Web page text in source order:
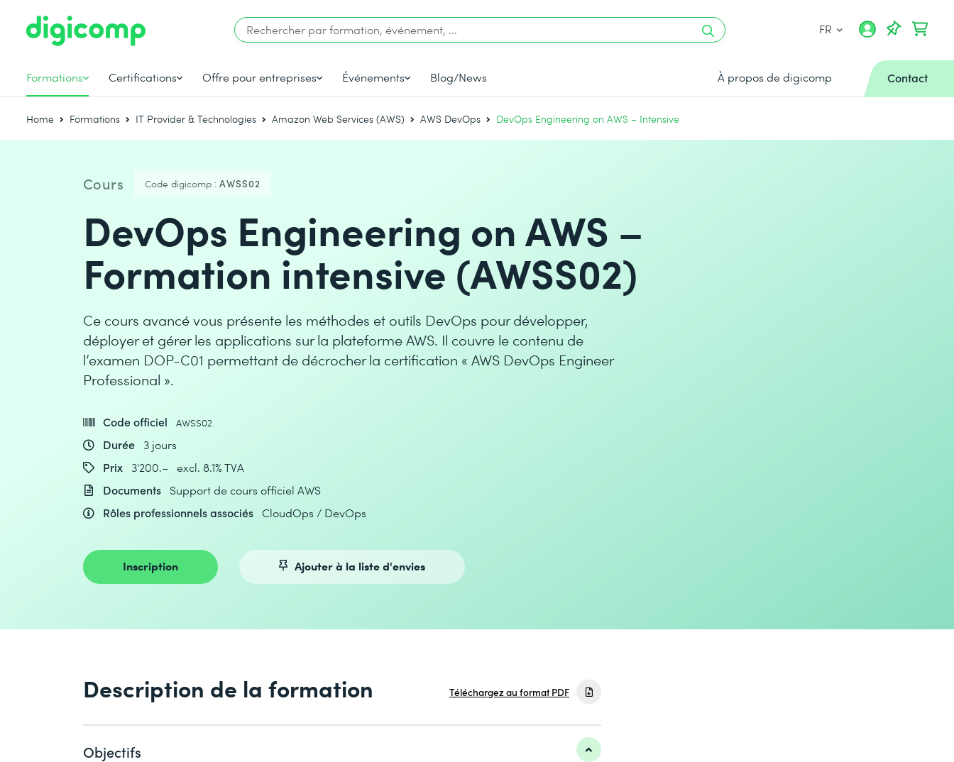
FR
Formations Certifications Offre pour entreprises Événements Blog/News À propos de digicomp Contact
Home Formations IT Provider & Technologies Amazon Web Services (AWS) AWS DevOps DevOps Engineering on AWS – Intensive
Cours Code digicomp : AWSS02
DevOps Engineering on AWS –
Formation intensive (AWSS02)
Ce cours avancé vous présente les méthodes et outils DevOps pour développer,
déployer et gérer les applications sur la plateforme AWS. Il couvre le contenu de
l’examen DOP-C01 permettant de décrocher la certification « AWS DevOps Engineer
Professional ».
Code officiel AWSS02
Durée 3 jours
Prix
3'200.– excl. 8.1% TVA
Documents
Support de cours officiel AWS
Rôles professionnels associés CloudOps / DevOps
Inscription Ajouter à la liste d'envies
Description de la formation Téléchargez au format PDF
Objectifs